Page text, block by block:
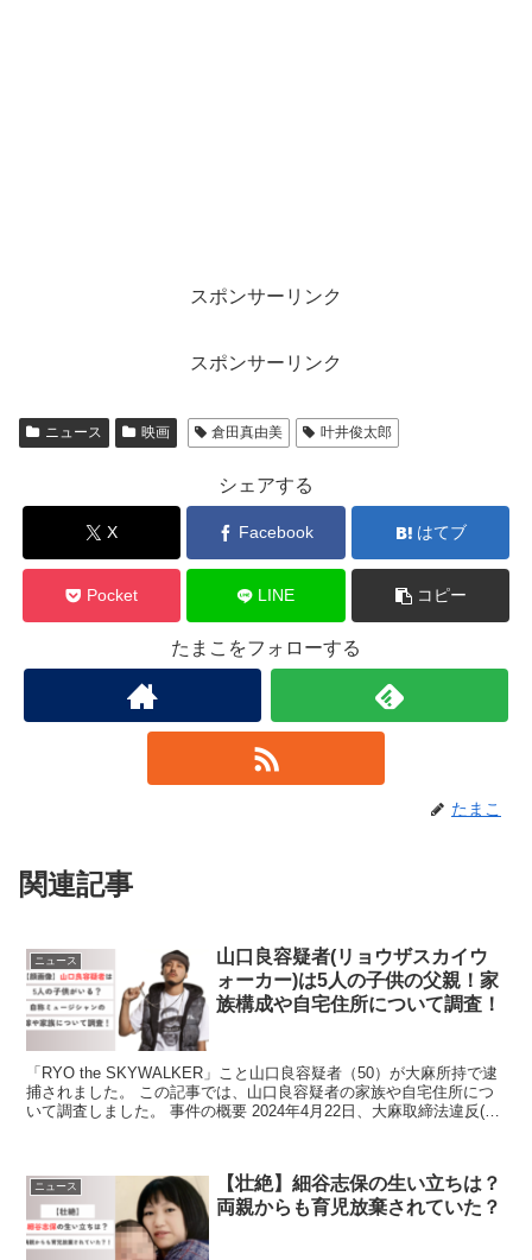
スポンサーリンク
スポンサーリンク
ニュース 映画 倉田真由美 叶井俊太郎
シェアする
X Facebook はてブ
Pocket LINE コピー
たまこをフォローする
たまこ
関連記事
ニュース
山口良容疑者(リョウザスカイウ
ォーカー)は5人の子供の父親！家
族構成や自宅住所について調査！
「RYO the SKYWALKER」こと山口良容疑者（50）が大麻所持で逮
捕されました。 この記事では、山口良容疑者の家族や自宅住所につ
いて調査しました。 事件の概要 2024年4月22日、大麻取締法違反(所
ニュース
【壮絶】細谷志保の生い立ちは？
両親からも育児放棄されていた？